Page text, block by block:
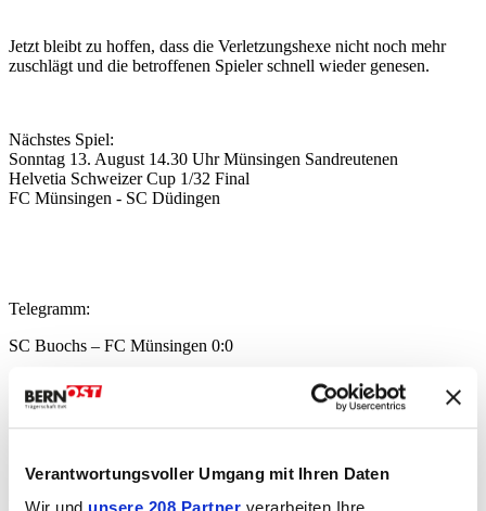
Verantwortungsvoller Umgang mit Ihren Daten
Jetzt bleibt zu hoffen, dass die Verletzungshexe nicht noch mehr
zuschlägt und die betroffenen Spieler schnell wieder genesen.
Nächstes Spiel:
Sonntag 13. August 14.30 Uhr Münsingen Sandreutenen
Helvetia Schweizer Cup 1/32 Final
FC Münsingen - SC Düdingen
Telegramm:
SC Buochs – FC Münsingen 0:0
Zuschauer: 200